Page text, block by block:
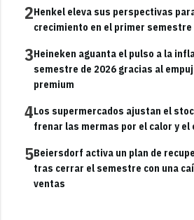
2Henkel eleva sus perspectivas
crecimiento en el primer semestre
3Heineken aguanta el pulso a la
semestre de 2026 gracias al
premium
4Los supermercados ajustan el
frenar las mermas por el calor y el
5Beiersdorf activa un plan de
tras cerrar el semestre con una
ventas